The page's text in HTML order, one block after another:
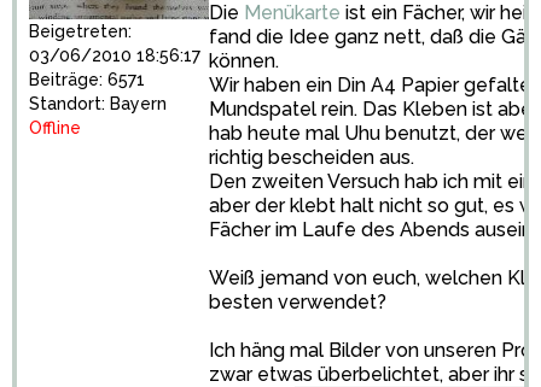
Beigetreten:
03/06/2010 18:56:17
Beiträge: 6571
Standort: Bayern
Offline
Die Menükarte ist ein Fächer, wir
fand die Idee ganz nett, daß die
können.
Wir haben ein Din A4 Papier
Mundspatel rein. Das Kleben ist
hab heute mal Uhu benutzt, der
richtig bescheiden aus.
Den zweiten Versuch hab ich mit
aber der klebt halt nicht so gut, es
Fächer im Laufe des Abends
Weiß jemand von euch, welchen
besten verwendet?
Ich häng mal Bilder von unseren
zwar etwas überbelichtet, aber ihr